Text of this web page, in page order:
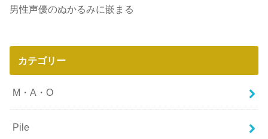
男性声優のぬかるみに嵌まる
カテゴリー
M・A・O
Pile